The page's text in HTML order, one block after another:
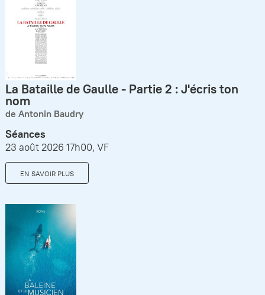
La Bataille de Gaulle - Partie 2 : J'écris ton
nom
de Antonin Baudry
Séances
23 août 2026 17h00, VF
EN SAVOIR PLUS